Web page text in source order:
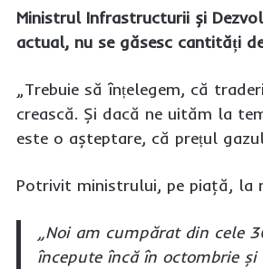
Ministrul Infrastructurii și
actual, nu se găsesc cantități
„Trebuie să înțelegem, că
crească. Și dacă ne uităm la
este o așteptare, că prețul
Potrivit ministrului, pe piaţă, la
„Noi am cumpărat din cele
începute încă în octombrie